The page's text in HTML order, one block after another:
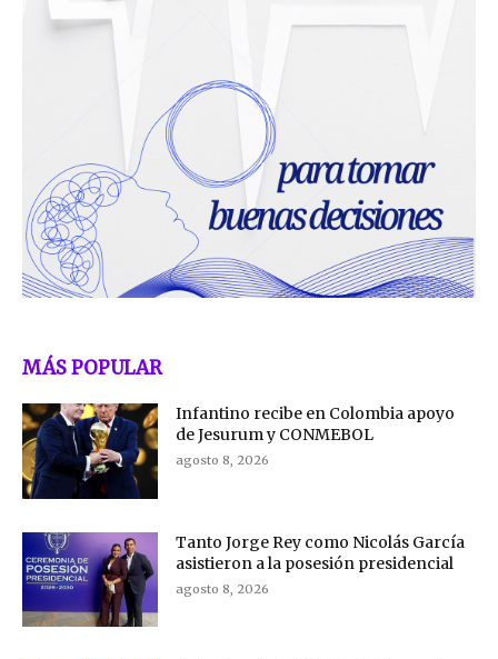
MÁS POPULAR
Infantino recibe en Colombia apoyo
de Jesurum y CONMEBOL
agosto 8, 2026
Tanto Jorge Rey como Nicolás García
asistieron a la posesión presidencial
agosto 8, 2026